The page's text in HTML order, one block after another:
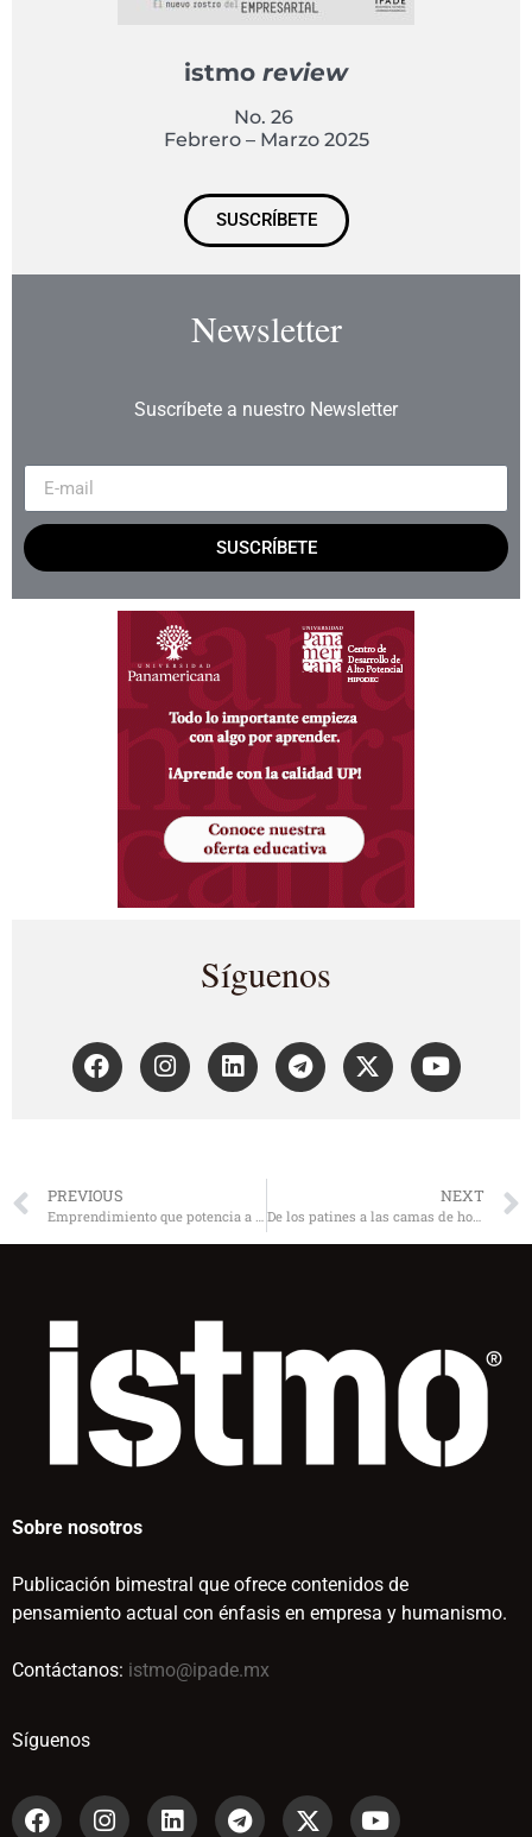
istmo review
No. 26
Febrero – Marzo 2025
SUSCRÍBETE
Newsletter
Suscríbete a nuestro Newsletter
SUSCRÍBETE
Síguenos
PREVIOUS NEXT
De los patines a las camas de hospital
Sobre nosotros
Publicación bimestral que ofrece contenidos de
pensamiento actual con énfasis en empresa y humanismo.
Contáctanos: istmo@ipade.mx
Síguenos